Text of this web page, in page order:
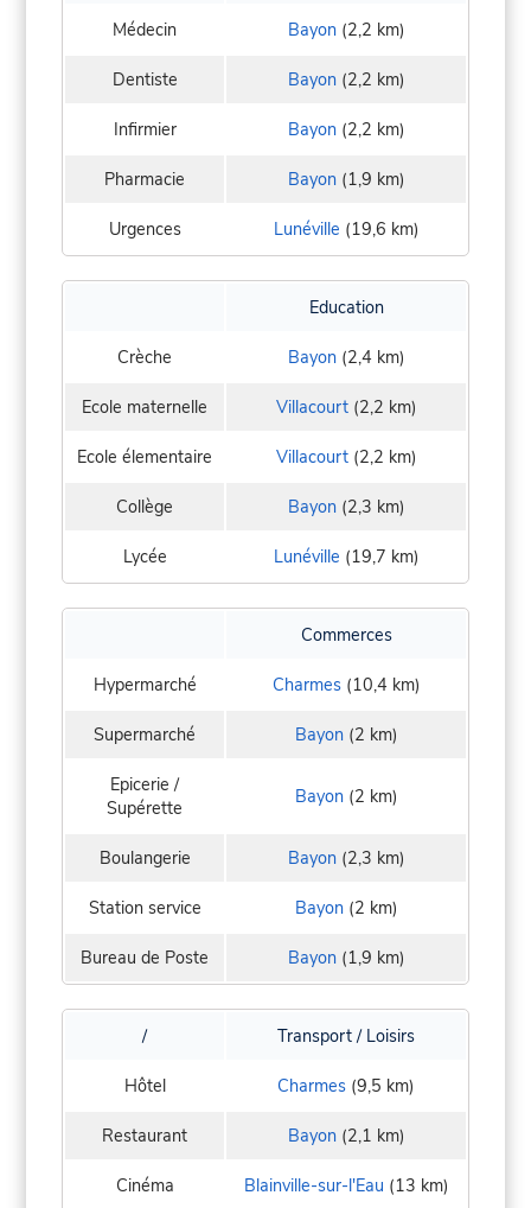
Médecin Bayon(2,2 km)
Dentiste Bayon(2,2 km)
Infirmier Bayon(2,2 km)
Pharmacie Bayon(1,9 km)
Urgences Lunéville (19,6 km)
Education
Crèche Bayon(2,4 km)
Ecole maternelle Villacourt(2,2 km)
Ecole élementaire Villacourt(2,2 km)
Collège Bayon(2,3 km)
Lycée Lunéville (19,7 km)
Commerces
Hypermarché Charmes(10,4 km)
Supermarché Bayon(2 km)
Epicerie /
Supérette
Bayon(2 km)
Boulangerie Bayon(2,3 km)
Station service Bayon(2 km)
Bureau de Poste Bayon(1,9 km)
/ Transport / Loisirs
Hôtel Charmes (9,5 km)
Restaurant Bayon(2,1 km)
Cinéma Blainville-sur-l'Eau (13 km)